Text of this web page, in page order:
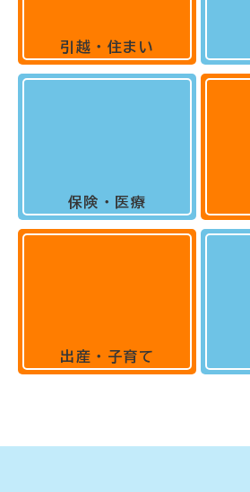
引越・住まい
保険・医療
出産・子育て